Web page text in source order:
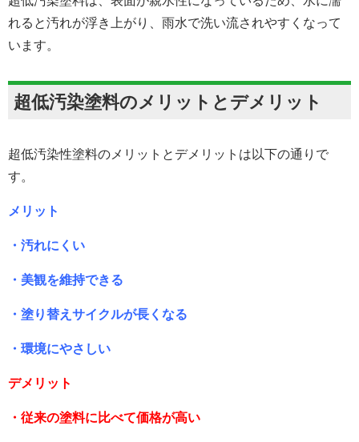
れると汚れが浮き上がり、雨水で洗い流されやすくなって
います。
超低汚染塗料のメリットとデメリット
超低汚染性塗料のメリットとデメリットは以下の通りで
す。
メリット
・汚れにくい
・美観を維持できる
・塗り替えサイクルが長くなる
・環境にやさしい
デメリット
・従来の塗料に比べて価格が高い